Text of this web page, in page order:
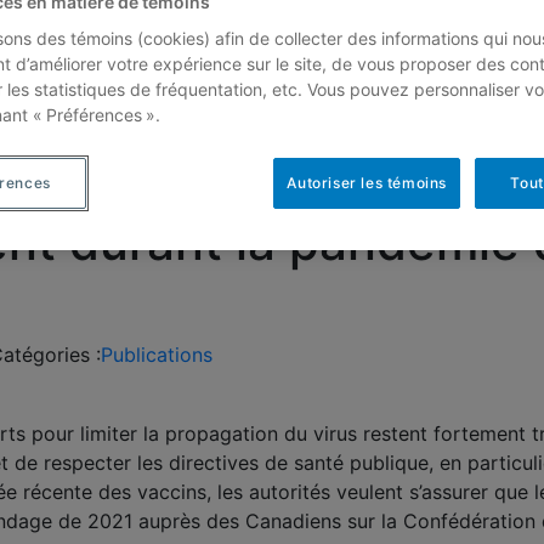
2021 – Tous
le port du masque,
durant la pandémie
:Publications
pour limiter la propagation du virus restent fortement
respecter les directives de santé publique, en
récente des vaccins, les autorités veulent s’assurer que
de 2021 auprès des Canadiens sur la Confédération
des témoins (cookies) afin de collecter des informations qui
d’améliorer votre expérience sur le site, de vous proposer des
les statistiques de fréquentation, etc. Vous pouvez personnaliser
« Préférences ».
Autoriser les témoins